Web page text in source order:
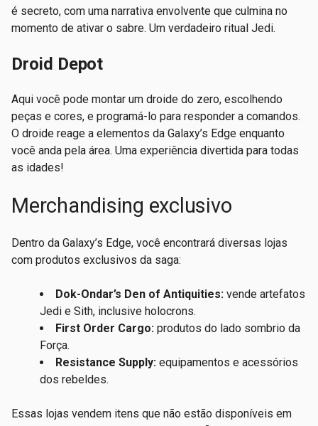
é secreto, com uma narrativa envolvente que culmina no
momento de ativar o sabre. Um verdadeiro ritual Jedi.
Droid Depot
Aqui você pode montar um droide do zero, escolhendo
peças e cores, e programá-lo para responder a comandos.
O droide reage a elementos da Galaxy’s Edge enquanto
você anda pela área. Uma experiência divertida para todas
as idades!
Merchandising exclusivo
Dentro da Galaxy’s Edge, você encontrará diversas lojas
com produtos exclusivos da saga:
Dok-Ondar’s Den of Antiquities: vende artefatos
Jedi e Sith, inclusive holocrons.
First Order Cargo: produtos do lado sombrio da
Força.
Resistance Supply: equipamentos e acessórios
dos rebeldes.
Essas lojas vendem itens que não estão disponíveis em